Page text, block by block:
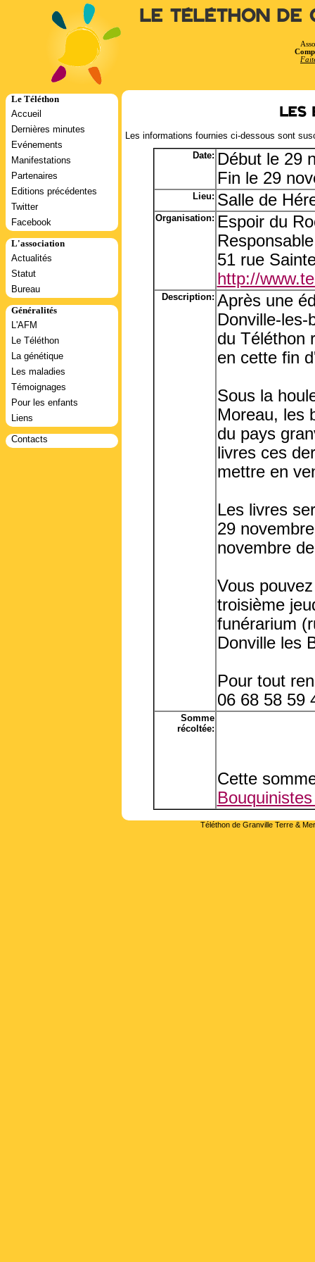
Le Téléthon de
Le Téléthon
Accueil
Dernières minutes
Evénements
Manifestations
Partenaires
Editions précédentes
Twitter
Facebook
L'association
Actualités
Statut
Bureau
Généralités
L'AFM
Le Téléthon
La génétique
Les maladies
Témoignages
Pour les enfants
Liens
Contacts
Les
Les informations fournies ci-dessous sont
Date: Début le 29
Fin le 29
Lieu: Salle de
Organisation: Espoir du
51 rue
http://
Description: Après une
Donville-les-
du Téléthon
en cette fin
Sous la
Moreau, les
du pays
livres ces
mettre en
Les livres
29
novembre
Vous
troisième
funérarium
Donville les
Pour tout
06 68 58 59
Somme
récoltée:
Cette
Téléthon de Granville Terre &